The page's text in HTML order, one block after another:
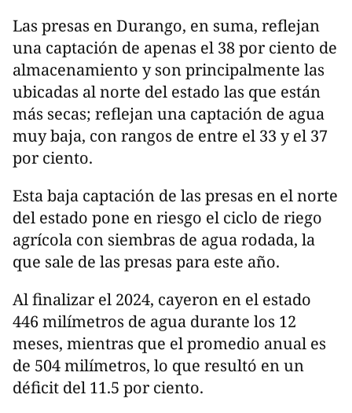
Las presas en Durango, en suma, reflejan
una captación de apenas el 38 por ciento de
almacenamiento y son principalmente las
ubicadas al norte del estado las que están
más secas; reflejan una captación de agua
muy baja, con rangos de entre el 33 y el 37
por ciento.
Esta baja captación de las presas en el norte
del estado pone en riesgo el ciclo de riego
agrícola con siembras de agua rodada, la
que sale de las presas para este año.
Al finalizar el 2024, cayeron en el estado
446 milímetros de agua durante los 12
meses, mientras que el promedio anual es
de 504 milímetros, lo que resultó en un
déficit del 11.5 por ciento.